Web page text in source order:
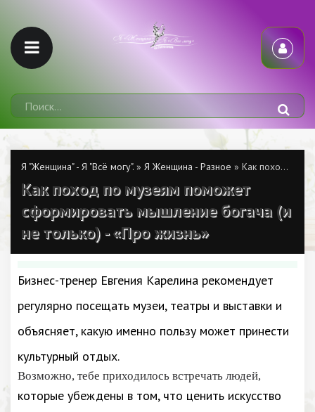
Я "Женщина" - Я "Всё могу". » Я Женщина - Разное » Как поход по музеям поможет сформировать мышление богача (и не только) - «Про жизнь»
Как поход по музеям поможет
сформировать мышление богача (и
не только) - «Про жизнь»
Бизнес-тренер Евгения Карелина рекомендует
регулярно посещать музеи, театры и выставки и
объясняет, какую именно пользу может принести
культурный отдых.
Возможно, тебе приходилось встречать людей,
которые убеждены в том, что ценить искусство